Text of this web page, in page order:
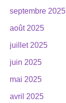
septembre 2025
août 2025
juillet 2025
juin 2025
mai 2025
avril 2025